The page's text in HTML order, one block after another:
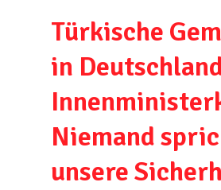
Türkische
in
Niemand
unsere